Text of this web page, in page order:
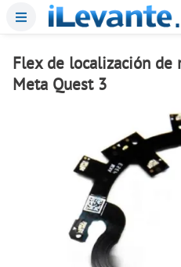
Menu
Flex de localización de
Meta Quest 3